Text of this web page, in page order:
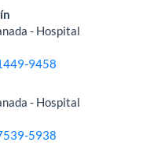
- Hospital
9458
- Hospital
5938